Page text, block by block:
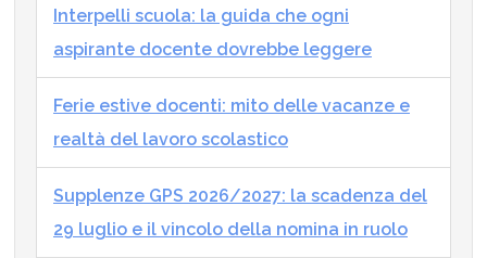
Interpelli scuola: la guida che ogni
aspirante docente dovrebbe leggere
Ferie estive docenti: mito delle vacanze e
realtà del lavoro scolastico
Supplenze GPS 2026/2027: la scadenza del
29 luglio e il vincolo della nomina in ruolo